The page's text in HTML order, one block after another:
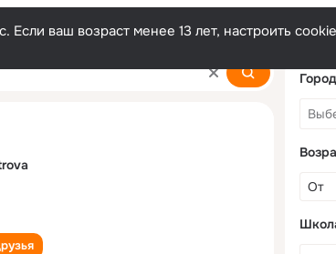
ваш возраст менее 13 лет, настроить